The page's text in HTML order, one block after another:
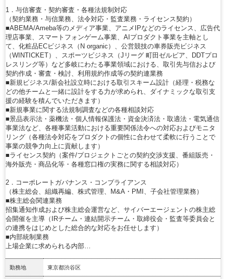
1．与信審査・契約審査・各種法規制対応
（契約業務・与信業務、法令対応・監査業務・ライセンス契約）
■ABEMA/Ameba等のメディア事業、アニメIPなどのライセンス、広告代
理店事業、スマートフォンゲーム事業、AIプロダクト事業を主軸とし
て、化粧品ECビジネス（N organic）、公営競技の車券販売ビジネス
（WINTICKET）、スポーツビジネス（Jリーグ 町田ゼルビア、DDTプロ
レスリング等）など多岐にわたる事業領域における、取引先与信および
契約作成・審査・検討、利用規約作成等の契約連業務
■新規ビジネス/新会社設立時における取引スキーム設計（経理・税務な
どの他チームと一緒に設計をする力が求められ、ダイナミックな取引支
援の経験を積んでいただきます）
■新規事業に関する法規制調査などの各種相談対応
■景品表示法・薬機法・個人情報保護法・資金決済法・取適法・電気通信
事業法など、各種事業活動における重要関係法令への対応およびモニタ
リング（各種法令対応をプロダクトの個性に合わせて柔軟に行うことで
事業の競争力向上に貢献します）
■ライセンス契約（案件/プロジェクトごとの契約交渉支援、番組販売・
海外販売・商品化等・各種窓口権の実務に関する相談対応）
2．コーポレートガバナンス・コンプライアンス
（株主総会、組織再編、株式管理、M&A・PMI、子会社管理業務）
■株主総会関連業務
招集通知作成および株主総会運営など、サイバーエージェントの株主総
会開催を主導（IRチーム・連結開示チーム・取締役会・監査等委員会と
の連携をはじめとした総合的な対応をお任せします）
■内部統制業務
上場企業に求められる内部…
勤務地 東京都渋谷区